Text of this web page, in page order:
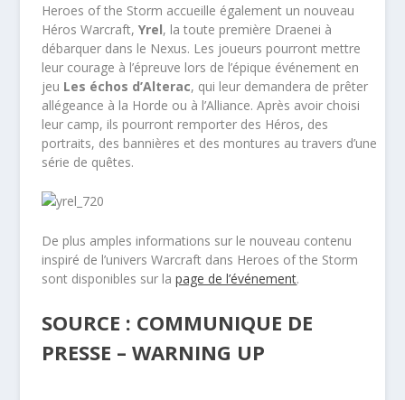
Heroes of the Storm accueille également un nouveau
Héros Warcraft,Yrel, la toute première Draenei à
débarquer dans le Nexus. Les joueurs pourront mettre
leur courage à l’épreuve lors de l’épique événement en
jeu Les échos d’Alterac, qui leur demandera de prêter
allégeance à la Horde ou à l’Alliance. Après avoir choisi
leur camp, ils pourront remporter des Héros, des
portraits, des bannières et des montures au travers d’une
série de quêtes.
De plus amples informations sur le nouveau contenu
inspiré de l’univers Warcraft dans Heroes of the Storm
sont disponibles sur lapage de l’événement.
SOURCE : COMMUNIQUE DE
PRESSE – WARNING UP